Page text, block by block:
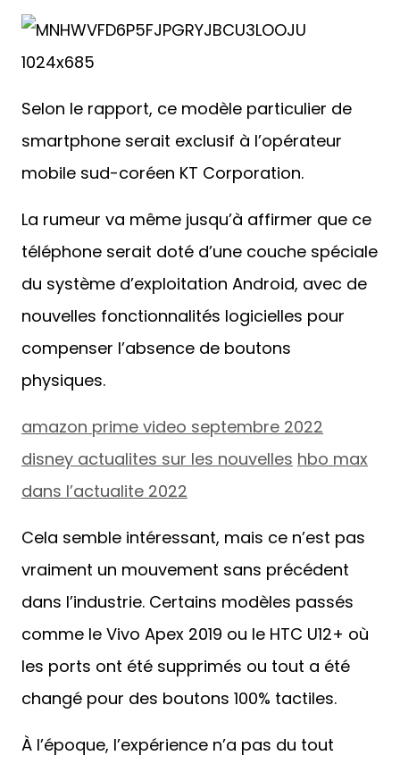
Selon le rapport, ce modèle particulier de
smartphone serait exclusif à l’opérateur
mobile sud-coréen KT Corporation.
La rumeur va même jusqu’à affirmer que ce
téléphone serait doté d’une couche spéciale
du système d’exploitation Android, avec de
nouvelles fonctionnalités logicielles pour
compenser l’absence de boutons
physiques.
amazon prime video septembre 2022
disney actualites sur les nouvelles hbo max
dans l’actualite 2022
Cela semble intéressant, mais ce n’est pas
vraiment un mouvement sans précédent
dans l’industrie. Certains modèles passés
comme le Vivo Apex 2019 ou le HTC U12+ où
les ports ont été supprimés ou tout a été
changé pour des boutons 100% tactiles.
À l’époque, l’expérience n’a pas du tout